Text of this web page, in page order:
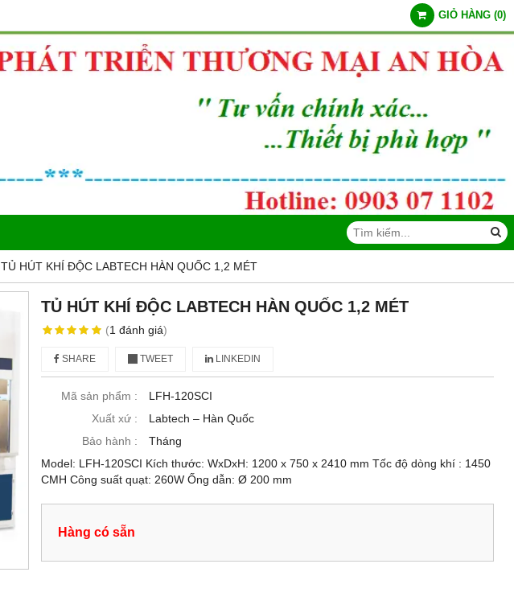
GIỎ HÀNG (0)
TỦ HÚT KHÍ ĐỘC LABTECH HÀN QUỐC 1,2 MÉT
TỦ HÚT KHÍ ĐỘC LABTECH HÀN QUỐC 1,2 MÉT
(1đánh giá)
SHARE TWEET LINKEDIN
Mã sản phẩm :
LFH-120SCI
Xuất xứ :
Labtech – Hàn Quốc
Bảo hành :
Tháng
Model: LFH-120SCI Kích thước: WxDxH: 1200 x 750 x 2410 mm Tốc độ dòng khí : 1450
CMH Công suất quạt: 260W Ống dẫn: Ø 200 mm
Hàng có sẵn